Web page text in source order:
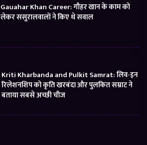
Gauahar Khan Career: गौहर खान के काम को
लेकर ससुरालवालों ने किए थे सवाल
Kriti Kharbanda and Pulkit Samrat: लिव-इन
रिलेशनशिप को कृति खरबंदा और पुलकित सम्राट ने
बताया सबसे अच्छी चीज